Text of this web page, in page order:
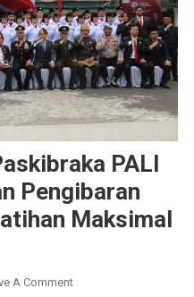
PALI
Pengibaran
Maksimal
A CommentOn